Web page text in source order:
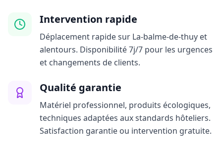
Intervention rapide
Déplacement rapide sur La-balme-de-thuy et
alentours. Disponibilité 7j/7 pour les urgences
et changements de clients.
Qualité garantie
Matériel professionnel, produits écologiques,
techniques adaptées aux standards hôteliers.
Satisfaction garantie ou intervention gratuite.